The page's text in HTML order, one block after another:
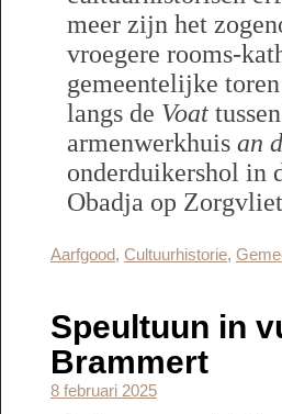
meer zijn het
vroegere rooms-
gemeentelijke
langs de Voat
armenwerkhuis an
onderduikershol in
Obadja op
Aarfgood, Cultuurhistorie,
Speultuun in
Brammert
8 februari 2025